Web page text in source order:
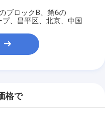
ブロックB、第6の
、昌平区、北京、中国
格で